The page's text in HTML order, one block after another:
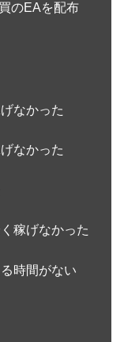
のEAを配布
なかった
なかった
稼げなかった
時間がない